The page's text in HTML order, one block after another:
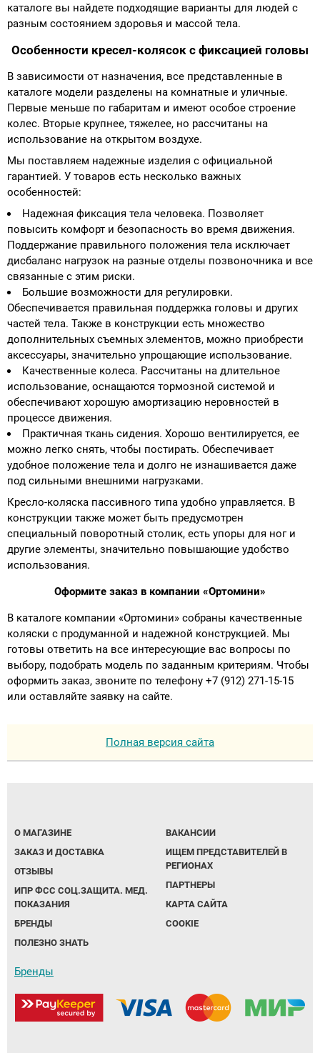
каталоге вы найдете подходящие варианты для людей с
разным состоянием здоровья и массой тела.
Особенности кресел-колясок с фиксацией головы
В зависимости от назначения, все представленные в
каталоге модели разделены на комнатные и уличные.
Первые меньше по габаритам и имеют особое строение
колес. Вторые крупнее, тяжелее, но рассчитаны на
использование на открытом воздухе.
Мы поставляем надежные изделия с официальной
гарантией. У товаров есть несколько важных
особенностей:
Надежная фиксация тела человека. Позволяет
повысить комфорт и безопасность во время движения.
Поддержание правильного положения тела исключает
дисбаланс нагрузок на разные отделы позвоночника и все
связанные с этим риски.
Большие возможности для регулировки.
Обеспечивается правильная поддержка головы и других
частей тела. Также в конструкции есть множество
дополнительных съемных элементов, можно приобрести
аксессуары, значительно упрощающие использование.
Качественные колеса. Рассчитаны на длительное
использование, оснащаются тормозной системой и
обеспечивают хорошую амортизацию неровностей в
процессе движения.
Практичная ткань сидения. Хорошо вентилируется, ее
можно легко снять, чтобы постирать. Обеспечивает
удобное положение тела и долго не изнашивается даже
под сильными внешними нагрузками.
Кресло-коляска пассивного типа удобно управляется. В
конструкции также может быть предусмотрен
специальный поворотный столик, есть упоры для ног и
другие элементы, значительно повышающие удобство
использования.
Оформите заказ в компании «Ортомини»
В каталоге компании «Ортомини» собраны качественные
коляски с продуманной и надежной конструкцией. Мы
готовы ответить на все интересующие вас вопросы по
выбору, подобрать модель по заданным критериям. Чтобы
оформить заказ, звоните по телефону +7 (912) 271-15-15
или оставляйте заявку на сайте.
Полная версия сайта
О МАГАЗИНЕ
ЗАКАЗ И ДОСТАВКА
ОТЗЫВЫ
ИПР ФСС СОЦ.ЗАЩИТА. МЕД.
ПОКАЗАНИЯ
БРЕНДЫ
ПОЛЕЗНО ЗНАТЬ
ВАКАНСИИ
ИЩЕМ ПРЕДСТАВИТЕЛЕЙ В
РЕГИОНАХ
ПАРТНЕРЫ
КАРТА САЙТА
COOKIE
Бренды